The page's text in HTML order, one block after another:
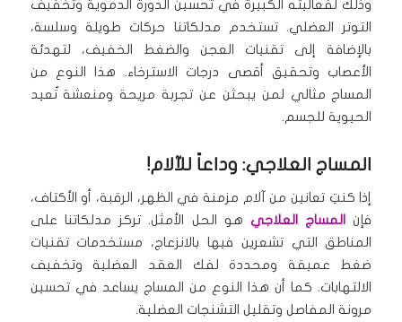
وذلك لفعاليته الكبيرة في تحسين الدورة الدموية وتخفيف
التوتر العضلي. تستخدم مدلكاتنا حركات طويلة وسلسة،
بالإضافة إلى تقنيات العجن والضغط الخفيف، لتهدئة
الأعصاب وتحقيق أقصى درجات الاسترخاء. هذا النوع من
المساج مثالي لمن يبحثن عن تجربة مريحة ومنعشة تُعيد
الحيوية للجسم.
المساج العلاجي: وداعاً للآلام!
إذا كنتِ تعانين من آلام مزمنة في الظهر، الرقبة، أو الأكتاف،
فإن
المساج العلاجي هو الحل الأمثل. تركز مدلكاتنا على
المناطق التي تشعرين فيها بالانزعاج، مستخدمات تقنيات
ضغط عميقة ومحددة لفك العقد العضلية وتخفيف
الالتهابات. كما أن هذا النوع من المساج يساعد في تحسين
مرونة المفاصل وتقليل التشنجات العضلية.